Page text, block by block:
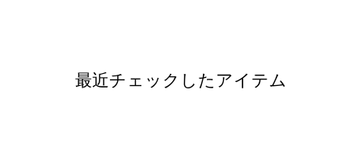
最近チェックしたアイテム